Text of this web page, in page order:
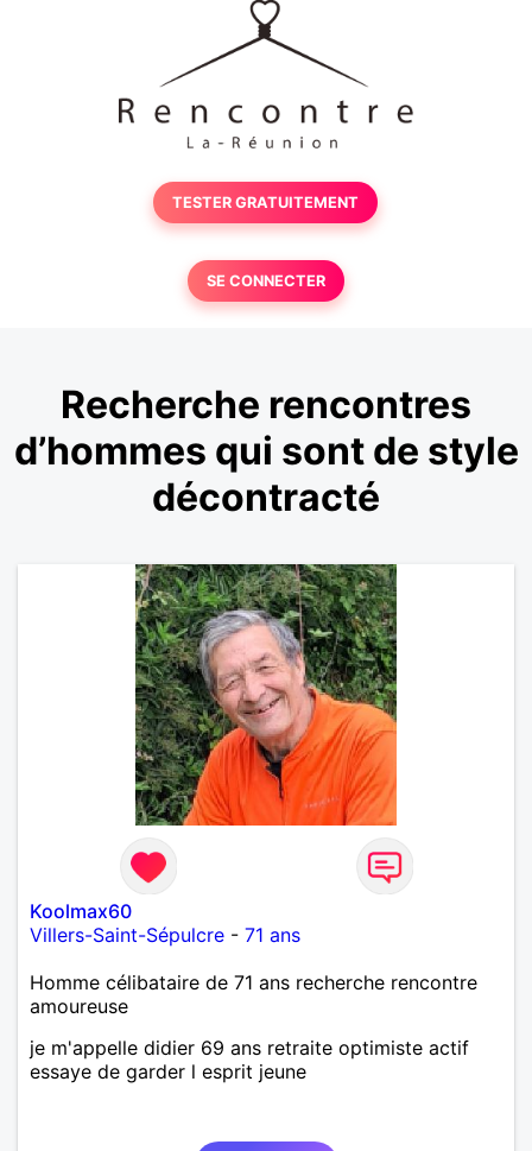
TESTER GRATUITEMENT
SE CONNECTER
Recherche rencontres
d’hommes qui sont de style
décontracté
Koolmax60
Villers-Saint-Sépulcre - 71 ans
Homme célibataire de 71 ans recherche rencontre
amoureuse
je m'appelle didier 69 ans retraite optimiste actif
essaye de garder l esprit jeune